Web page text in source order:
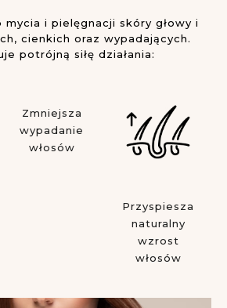
i pielęgnacji skóry głowy i
cienkich oraz wypadających.
potrójną siłę działania:
Zmniejsza
wypadanie
włosów
Przyspiesza
naturalny
wzrost
włosów